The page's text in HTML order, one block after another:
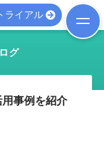
ライアル
グ
事例を紹介